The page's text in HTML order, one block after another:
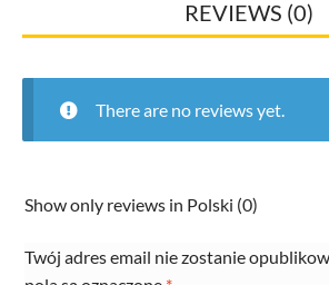
REVIEWS (0)
There are no reviews yet.
Show only reviews in Polski (0)
Twój adres email nie zostanie